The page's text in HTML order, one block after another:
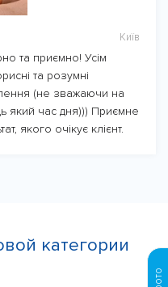
Київ
та приємно! Усім
та розумні
(не зважаючи на
який час дня))) Приємне
якого очікує клієнт.
категории